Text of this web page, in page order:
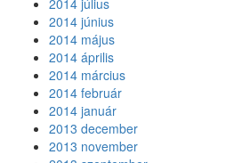
2014 július
2014 június
2014 május
2014 április
2014 március
2014 február
2014 január
2013 december
2013 november